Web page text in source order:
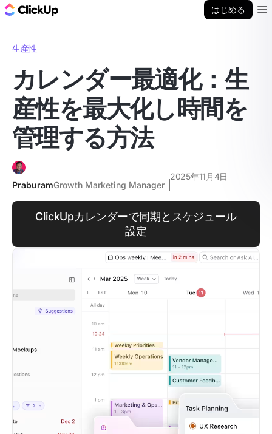
はじめる
生産性
カレンダー最適化：生
産性を最大化し時間を
管理する方法
PraburamGrowth Marketing Manager
2025年11月4日
ClickUpカレンダーで同期とスケジュール
設定